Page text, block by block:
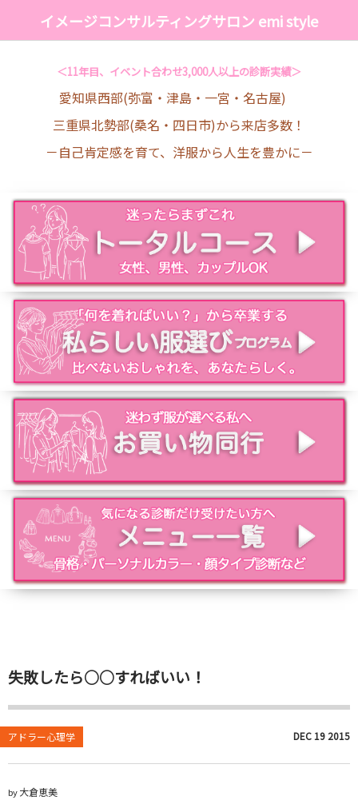
イメージコンサルティングサロン emi style
＜11年目、イベント合わせ3,000人以上の診断実績＞
愛知県西部(弥富・津島・一宮・名古屋)
三重県北勢部(桑名・四日市)から来店多数！
－自己肯定感を育て、洋服から人生を豊かに－
失敗したら○○すればいい！
アドラー心理学 DEC 19 2015
by大倉恵美